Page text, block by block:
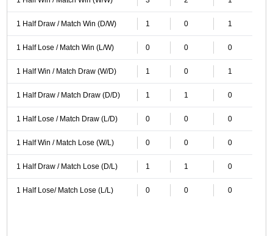
1 Half Draw / Match Win (D/W) 1 0 1
1 Half Lose / Match Win (L/W) 0 0 0
1 Half Win / Match Draw (W/D) 1 0 1
1 Half Draw / Match Draw (D/D) 1 1 0
1 Half Lose / Match Draw (L/D) 0 0 0
1 Half Win / Match Lose (W/L) 0 0 0
1 Half Draw / Match Lose (D/L) 1 1 0
1 Half Lose/ Match Lose (L/L) 0 0 0